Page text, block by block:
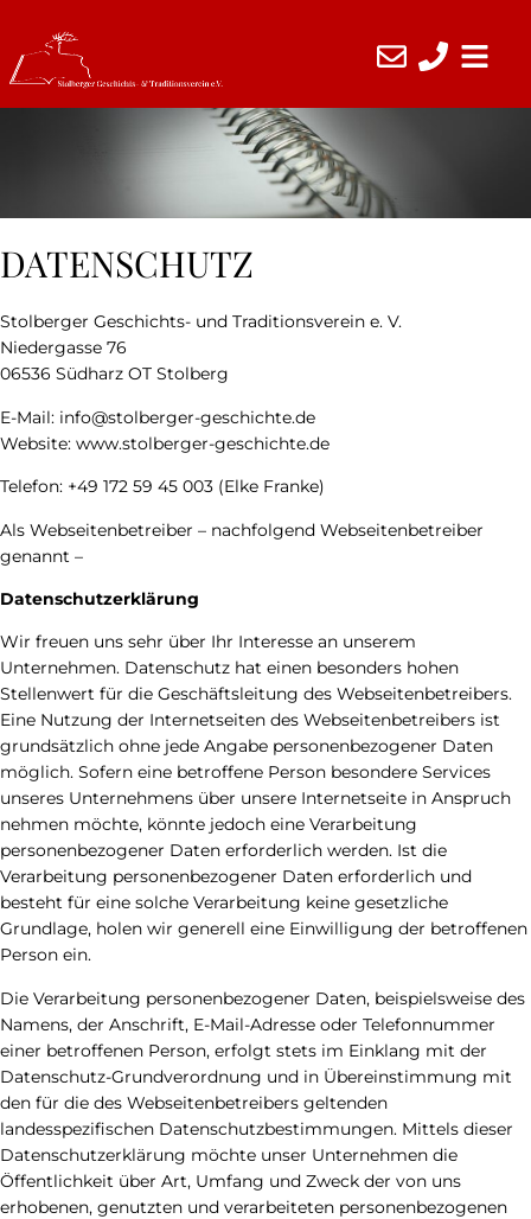
DATENSCHUTZ
Stolberger Geschichts- und Traditionsverein e. V.
Niedergasse 76
06536 Südharz OT Stolberg
E-Mail: info@stolberger-geschichte.de
Website: www.stolberger-geschichte.de
Telefon: +49 172 59 45 003 (Elke Franke)
Als Webseitenbetreiber – nachfolgend Webseitenbetreiber
genannt –
Datenschutzerklärung
Wir freuen uns sehr über Ihr Interesse an unserem
Unternehmen. Datenschutz hat einen besonders hohen
Stellenwert für die Geschäftsleitung des Webseitenbetreibers.
Eine Nutzung der Internetseiten des Webseitenbetreibers ist
grundsätzlich ohne jede Angabe personenbezogener Daten
möglich. Sofern eine betroffene Person besondere Services
unseres Unternehmens über unsere Internetseite in Anspruch
nehmen möchte, könnte jedoch eine Verarbeitung
personenbezogener Daten erforderlich werden. Ist die
Verarbeitung personenbezogener Daten erforderlich und
besteht für eine solche Verarbeitung keine gesetzliche
Grundlage, holen wir generell eine Einwilligung der betroffenen
Person ein.
Die Verarbeitung personenbezogener Daten, beispielsweise des
Namens, der Anschrift, E-Mail-Adresse oder Telefonnummer
einer betroffenen Person, erfolgt stets im Einklang mit der
Datenschutz-Grundverordnung und in Übereinstimmung mit
den für die des Webseitenbetreibers geltenden
landesspezifischen Datenschutzbestimmungen. Mittels dieser
Datenschutzerklärung möchte unser Unternehmen die
Öffentlichkeit über Art, Umfang und Zweck der von uns
erhobenen, genutzten und verarbeiteten personenbezogenen